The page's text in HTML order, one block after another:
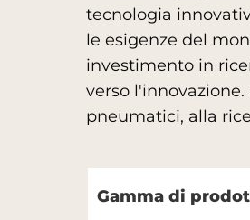
tecnologia
le esigenze del
investimento in
verso
pneumatici, alla
Gamma di